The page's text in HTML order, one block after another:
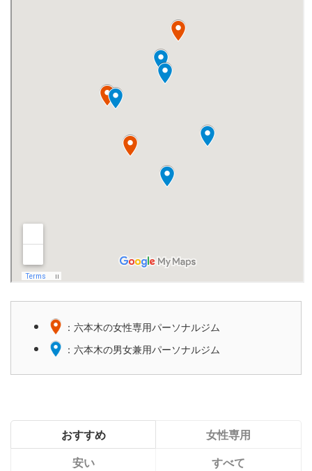
：六本木の女性専用パーソナルジム
：六本木の男女兼用パーソナルジム
おすすめ
女性専用
安い
すべて